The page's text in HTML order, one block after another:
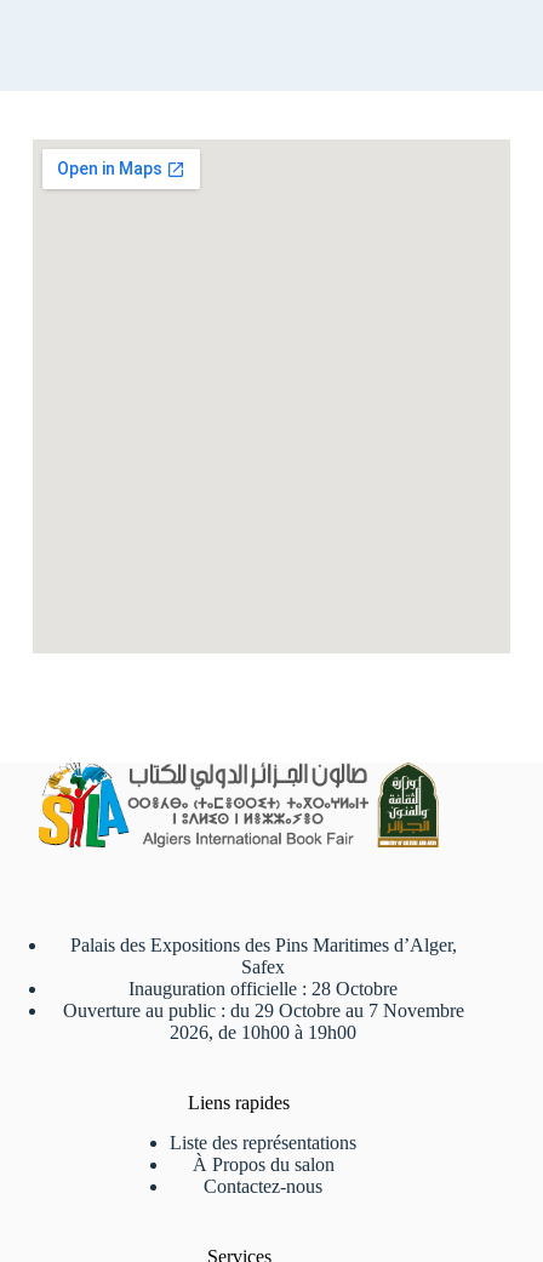
Palais des Expositions des Pins Maritimes d’Alger,
Safex
Inauguration officielle : 28 Octobre
Ouverture au public : du 29 Octobre au 7 Novembre
2026, de 10h00 à 19h00
Liens rapides
Liste des représentations
À Propos du salon
Contactez-nous
Services